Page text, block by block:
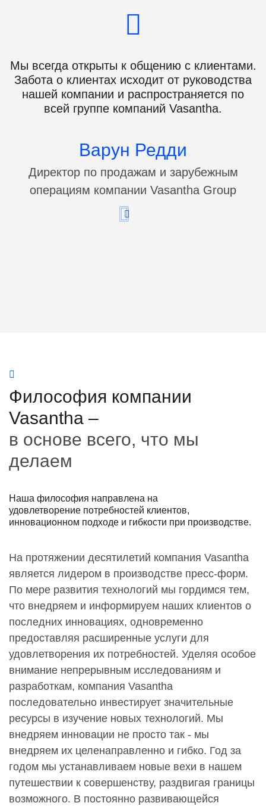
Мы всегда открыты к общению с клиентами.
Забота о клиентах исходит от руководства
нашей компании и распространяется по
всей группе компаний Vasantha.
Варун Редди
Директор по продажам и зарубежным
операциям компании Vasantha Group
Философия компании
Vasantha –
в основе всего, что мы
делаем
Наша философия направлена на
удовлетворение потребностей клиентов,
инновационном подходе и гибкости при производстве.
На протяжении десятилетий компания Vasantha
является лидером в производстве пресс-форм.
По мере развития технологий мы гордимся тем,
что внедряем и информируем наших клиентов о
последних инновациях, одновременно
предоставляя расширенные услуги для
удовлетворения их потребностей. Уделяя особое
внимание непрерывным исследованиям и
разработкам, компания Vasantha
последовательно инвестирует значительные
ресурсы в изучение новых технологий. Мы
внедряем инновации не просто так - мы
внедряем их целенаправленно и гибко. Год за
годом мы устанавливаем новые вехи в нашем
путешествии к совершенству, раздвигая границы
возможного. В постоянно развивающейся